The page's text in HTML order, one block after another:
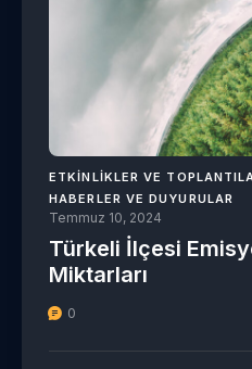
ETKINLIKLER VE
HABERLER VE DUYURULAR
Temmuz 10, 2024
Türkeli İlçesi
Miktarları
0